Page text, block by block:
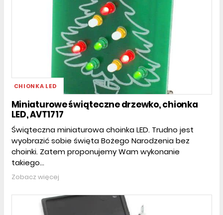
CHIONKA LED
Miniaturowe świąteczne drzewko, chionka
LED, AVT1717
Świąteczna miniaturowa choinka LED. Trudno jest
wyobrazić sobie święta Bożego Narodzenia bez
choinki. Zatem proponujemy Wam wykonanie
takiego...
Zobacz więcej